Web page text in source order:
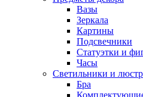
Вазы
Зеркала
Картины
Подсвечники
Статуэтки и
Часы
Светильники и
Бра